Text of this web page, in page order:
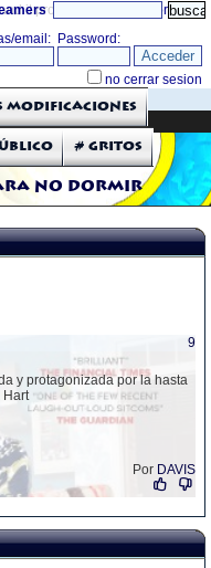
it probably will» directorio
no dormir
modificaciones
# Gritos
9
y protagonizada por la hasta
Hart
Por DAVIS